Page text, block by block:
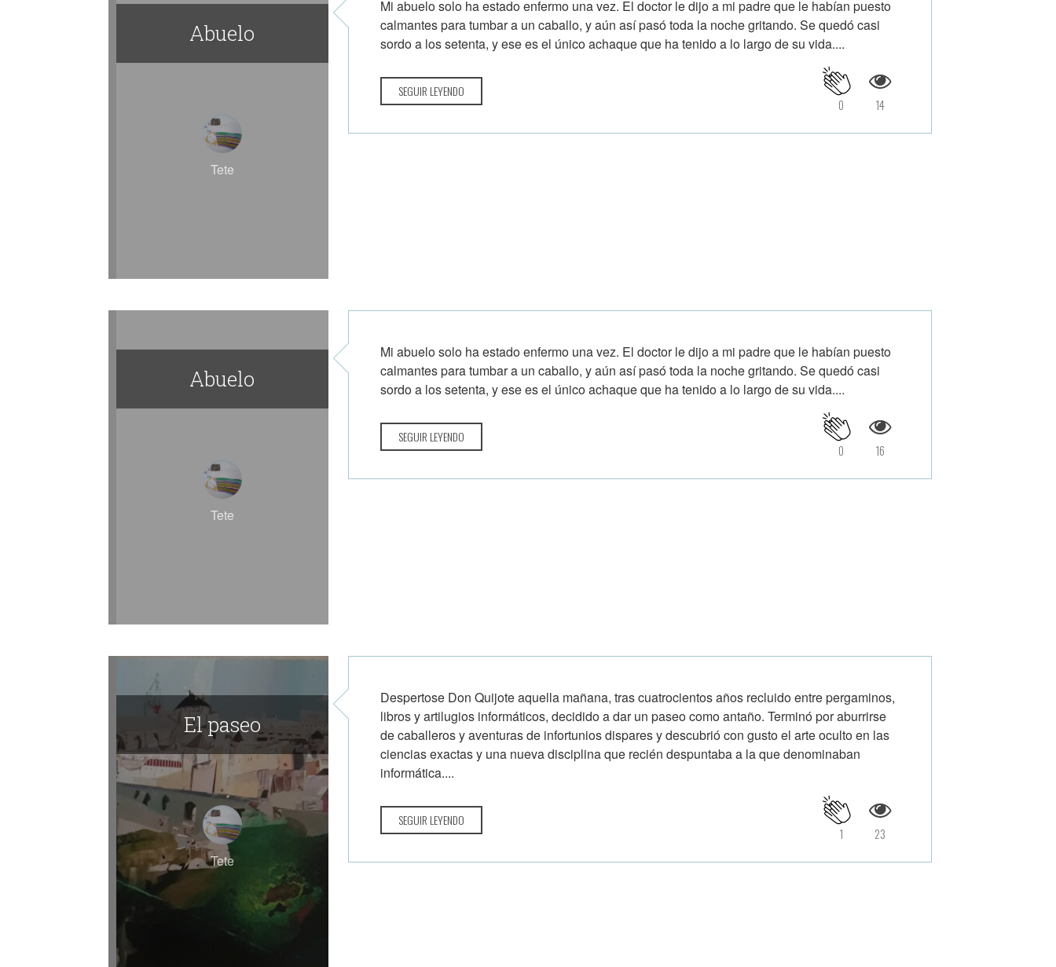
Abuelo
Tete
Mi abuelo solo ha estado enfermo una vez. El doctor le dijo a mi padre que le habían puesto
calmantes para tumbar a un caballo, y aún así pasó toda la noche gritando. Se quedó casi
sordo a los setenta, y ese es el único achaque que ha tenido a lo largo de su vida....
SEGUIR LEYENDO
14
0
Abuelo
Tete
Mi abuelo solo ha estado enfermo una vez. El doctor le dijo a mi padre que le habían puesto
calmantes para tumbar a un caballo, y aún así pasó toda la noche gritando. Se quedó casi
sordo a los setenta, y ese es el único achaque que ha tenido a lo largo de su vida....
SEGUIR LEYENDO
16
0
El paseo
Tete
Despertose Don Quijote aquella mañana, tras cuatrocientos años recluido entre pergaminos,
libros y artilugios informáticos, decidido a dar un paseo como antaño. Terminó por aburrirse
de caballeros y aventuras de infortunios dispares y descubrió con gusto el arte oculto en las
ciencias exactas y una nueva disciplina que recién despuntaba a la que denominaban
informática....
SEGUIR LEYENDO
23
1